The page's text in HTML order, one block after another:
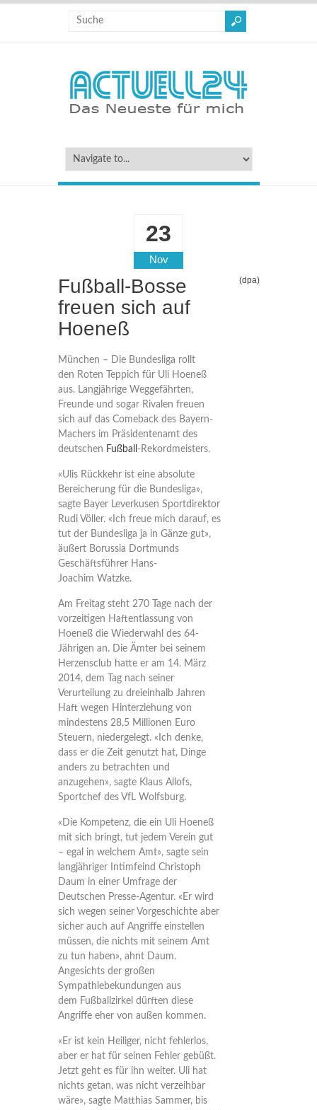
23
Nov
Fußball-Bosse
freuen sich auf
Hoeneß
(dpa)
München – Die Bundesliga rollt
den Roten Teppich für Uli Hoeneß
aus. Langjährige Weggefährten,
Freunde und sogar Rivalen freuen
sich auf das Comeback des Bayern-
Machers im Präsidentenamt des
deutschen Fußball -Rekordmeisters.
«Ulis Rückkehr ist eine absolute
Bereicherung für die Bundesliga»,
sagte Bayer Leverkusen Sportdirektor
Rudi Völler. «Ich freue mich darauf, es
tut der Bundesliga ja in Gänze gut»,
äußert Borussia Dortmunds
Geschäftsführer Hans-
Joachim Watzke.
Am Freitag steht 270 Tage nach der
vorzeitigen Haftentlassung von
Hoeneß die Wiederwahl des 64-
Jährigen an. Die Ämter bei seinem
Herzensclub hatte er am 14. März
2014, dem Tag nach seiner
Verurteilung zu dreieinhalb Jahren
Haft wegen Hinterziehung von
mindestens 28,5 Millionen Euro
Steuern, niedergelegt. «Ich denke,
dass er die Zeit genutzt hat, Dinge
anders zu betrachten und
anzugehen», sagte Klaus Allofs,
Sportchef des VfL Wolfsburg.
«Die Kompetenz, die ein Uli Hoeneß
mit sich bringt, tut jedem Verein gut
– egal in welchem Amt», sagte sein
langjähriger Intimfeind Christoph
Daum in einer Umfrage der
Deutschen Presse-Agentur. «Er wird
sich wegen seiner Vorgeschichte aber
sicher auch auf Angriffe einstellen
müssen, die nichts mit seinem Amt
zu tun haben», ahnt Daum.
Angesichts der großen
Sympathiebekundungen aus
dem Fußballzirkel dürften diese
Angriffe eher von außen kommen.
«Er ist kein Heiliger, nicht fehlerlos,
aber er hat für seinen Fehler gebüßt.
Jetzt geht es für ihn weiter. Uli hat
nichts getan, was nicht verzeihbar
wäre», sagte Matthias Sammer, bis